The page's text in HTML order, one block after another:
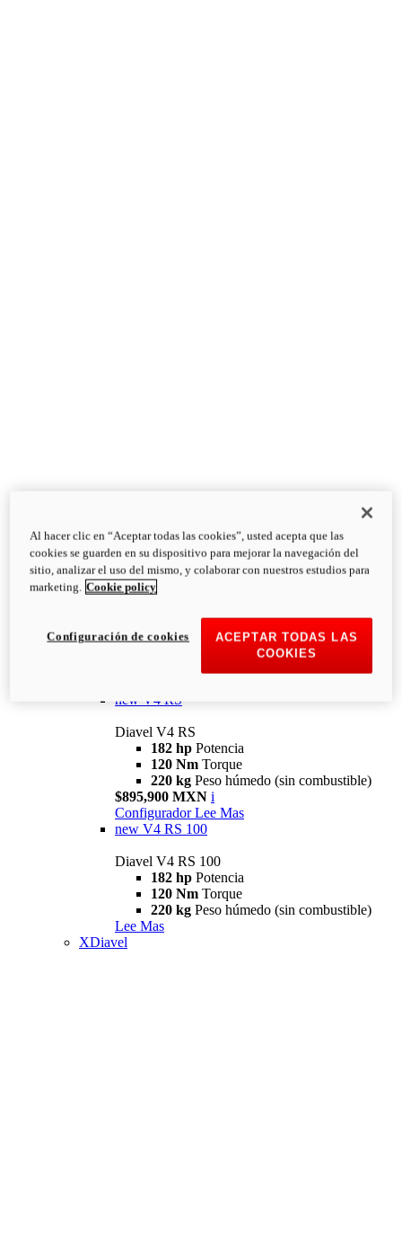
Diavel
V4
Diavel V4
126 NmTorque
223 kg
PESO HÚMEDO SIN
new V4 RS
Diavel V4 RS
182 hp Potencia
120 Nm Torque
220 kg Peso húmedo (sin combustible)
$895,900 MXN i
Configurador Lee Mas
new V4 RS 100
Diavel V4 RS 100
182 hp Potencia
120 Nm Torque
220 kg Peso húmedo (sin combustible)
Lee Mas
XDiavel
Al hacer clic en “Aceptar todas las cookies”, usted acepta que las
cookies se guarden en su dispositivo para mejorar la navegación del
sitio, analizar el uso del mismo, y colaborar con nuestros estudios para
marketing. Cookie policy
ACEPTAR TODAS LAS
COOKIES
Configuración de cookies